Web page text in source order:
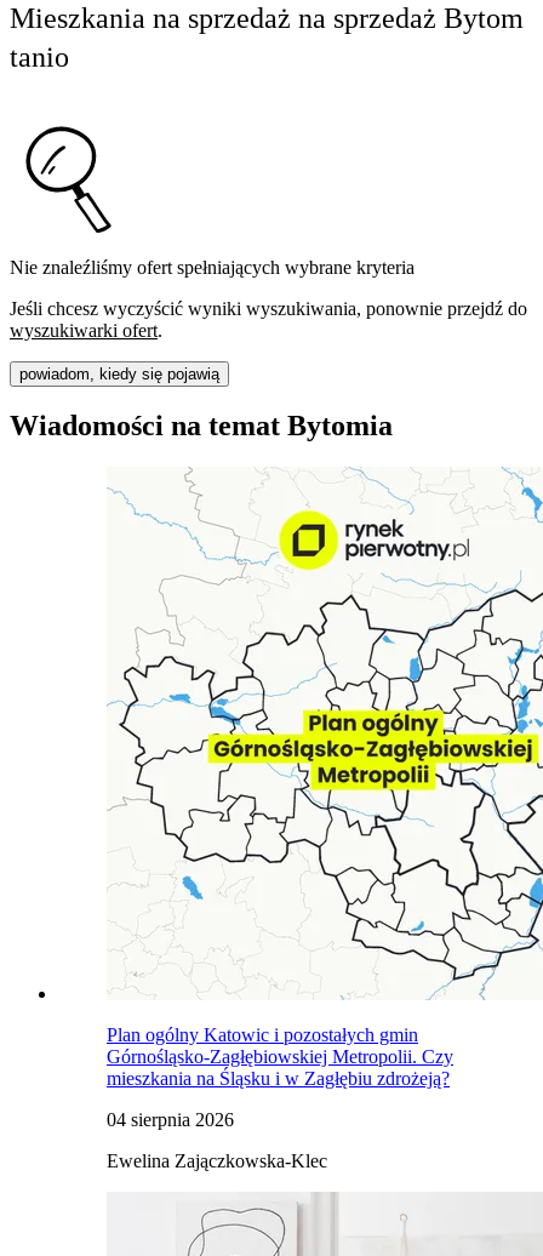
Mieszkania na sprzedaż na sprzedaż Bytom
tanio
Nie znaleźliśmy ofert spełniających wybrane kryteria
Jeśli chcesz wyczyścić wyniki wyszukiwania, ponownie przejdź do
wyszukiwarki ofert.
powiadom, kiedy się pojawią
Wiadomości na temat Bytomia
Plan ogólny Katowic i pozostałych gmin
Górnośląsko-Zagłębiowskiej Metropolii. Czy
mieszkania na Śląsku i w Zagłębiu zdrożeją?
04 sierpnia 2026
Ewelina Zajączkowska-Klec